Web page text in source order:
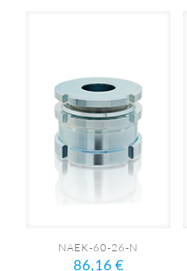
NAEK-60-26-N
86,16 €